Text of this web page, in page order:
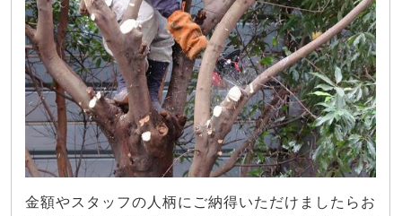
金額やスタッフの人柄にご納得いただけましたらお